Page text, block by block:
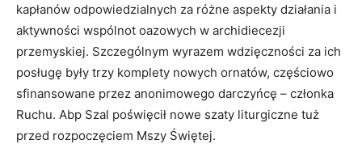
kapłanów odpowiedzialnych za różne aspekty działania i
aktywności wspólnot oazowych w archidiecezji
przemyskiej. Szczególnym wyrazem wdzięczności za ich
posługę były trzy komplety nowych ornatów, częściowo
sfinansowane przez anonimowego darczyńcę – członka
Ruchu. Abp Szal poświęcił nowe szaty liturgiczne tuż
przed rozpoczęciem Mszy Świętej.